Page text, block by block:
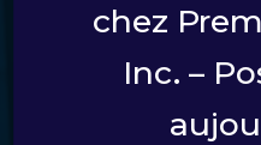
Laissez-
de votre
chez
Inc. –